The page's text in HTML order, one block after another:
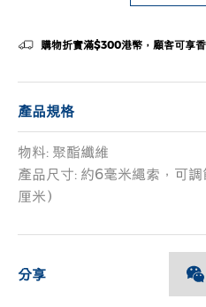
購物折實滿$300港幣，顧客可享
產品規格
物料: 聚酯纖維
產品尺寸: 約6毫米繩索，可
厘米）
分享